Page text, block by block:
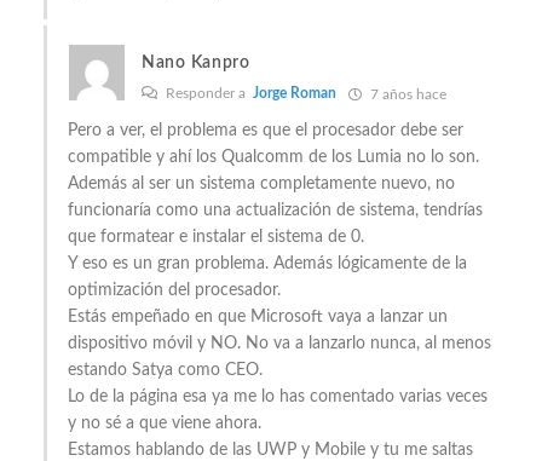
Nano Kanpro
Responder a Jorge Roman 7 años hace
Pero a ver, el problema es que el procesador debe ser
compatible y ahí los Qualcomm de los Lumia no lo son.
Además al ser un sistema completamente nuevo, no
funcionaría como una actualización de sistema, tendrías
que formatear e instalar el sistema de 0.
Y eso es un gran problema. Además lógicamente de la
optimización del procesador.
Estás empeñado en que Microsoft vaya a lanzar un
dispositivo móvil y NO. No va a lanzarlo nunca, al menos
estando Satya como CEO.
Lo de la página esa ya me lo has comentado varias veces
y no sé a que viene ahora.
Estamos hablando de las UWP y Mobile y tu me saltas